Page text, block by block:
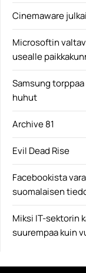
Cinemaware
Microsoftin
usealle
Samsung
huhut
Archive 81
Evil Dead Rise
Facebookista
suomalaisen
Miksi IT-sektorin
suurempaa kuin